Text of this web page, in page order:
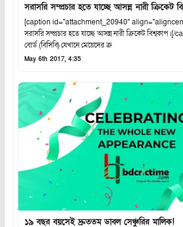
সরাসরি সম্প্রচার হতে যাচ্ছে আসন্ন নারী ক্রিকেট
[caption id="attachment_20940"
সরাসরি সম্প্রচার হতে যাচ্ছে আসন্ন নারী ক্রিকেট বিশ্বকাপ।[/
বোর্ড (বিসিবি) যেখানে মেয়েদের ক্র
May 6th 2017, 4:35
১৯ বছর বয়সেই দ্রুততম ডাবল সেঞ্চুরির মালিক!